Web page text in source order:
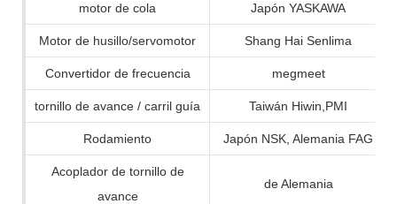
motor de cola Japón YASKAWA
Motor de husillo/servomotor Shang Hai Senlima
Convertidor de frecuencia megmeet
tornillo de avance / carril guía Taiwán Hiwin,PMI
Rodamiento Japón NSK, Alemania FAG
Acoplador de tornillo de
avance
de Alemania